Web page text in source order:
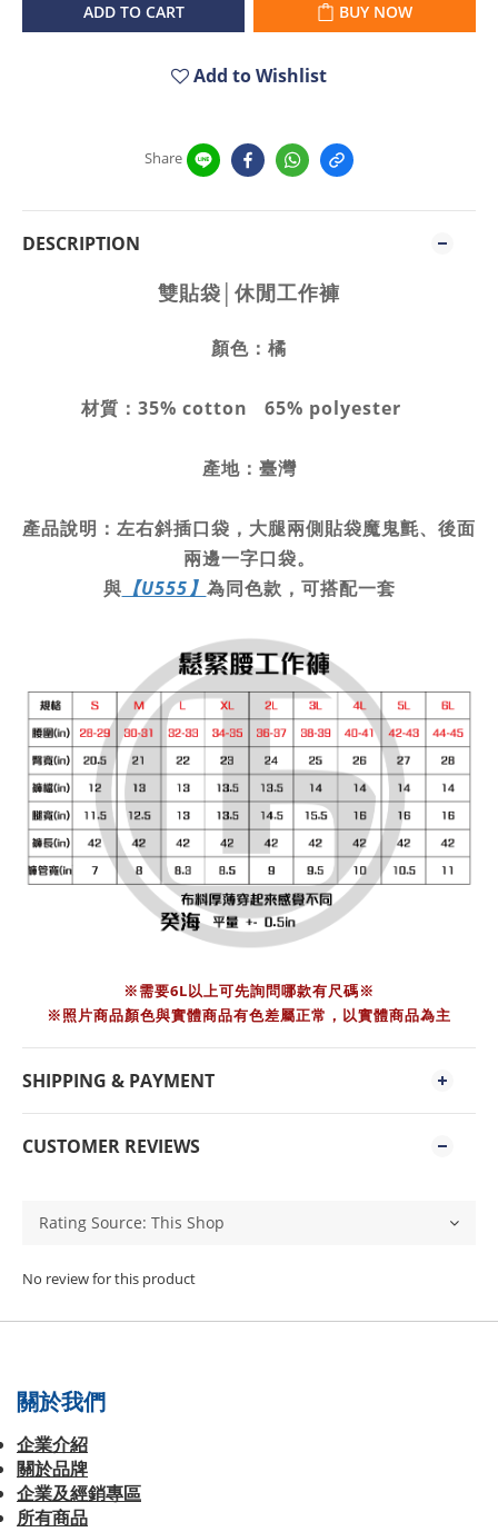
ADD TO CART BUY NOW
Add to Wishlist
Share
DESCRIPTION
雙貼袋│休閒工作褲
顏色：橘
材質：35% cotton 65% polyester
產地：臺灣
產品說明： 左右斜插口袋，大腿兩側貼袋魔鬼氈、後面
兩邊一字口袋。
與 【U555】 為同色款，可搭配一套
※需要6L以上可先詢問哪款有尺碼※
※照片商品顏色與實體商品有色差屬正常，以實體商品為主
SHIPPING & PAYMENT
CUSTOMER REVIEWS
No review for this product
關於我們
企業介紹
關於品牌
企業及經銷專區
所有商品